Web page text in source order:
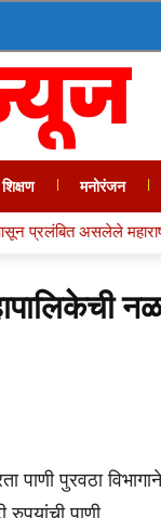
शिक्षण मनोरंजन
� मुंबई पोर्ट
पाणी पुरवठा
पाणी